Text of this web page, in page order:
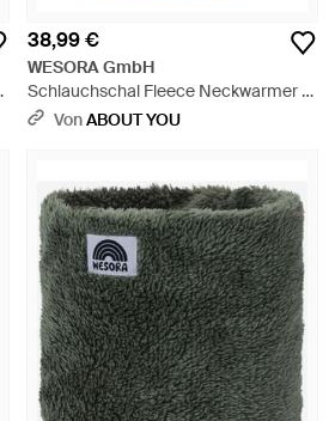
38,99 €
WESORA GmbH
Schlauchschal Fleece Neckwarmer -
Natur
VonABOUT YOU